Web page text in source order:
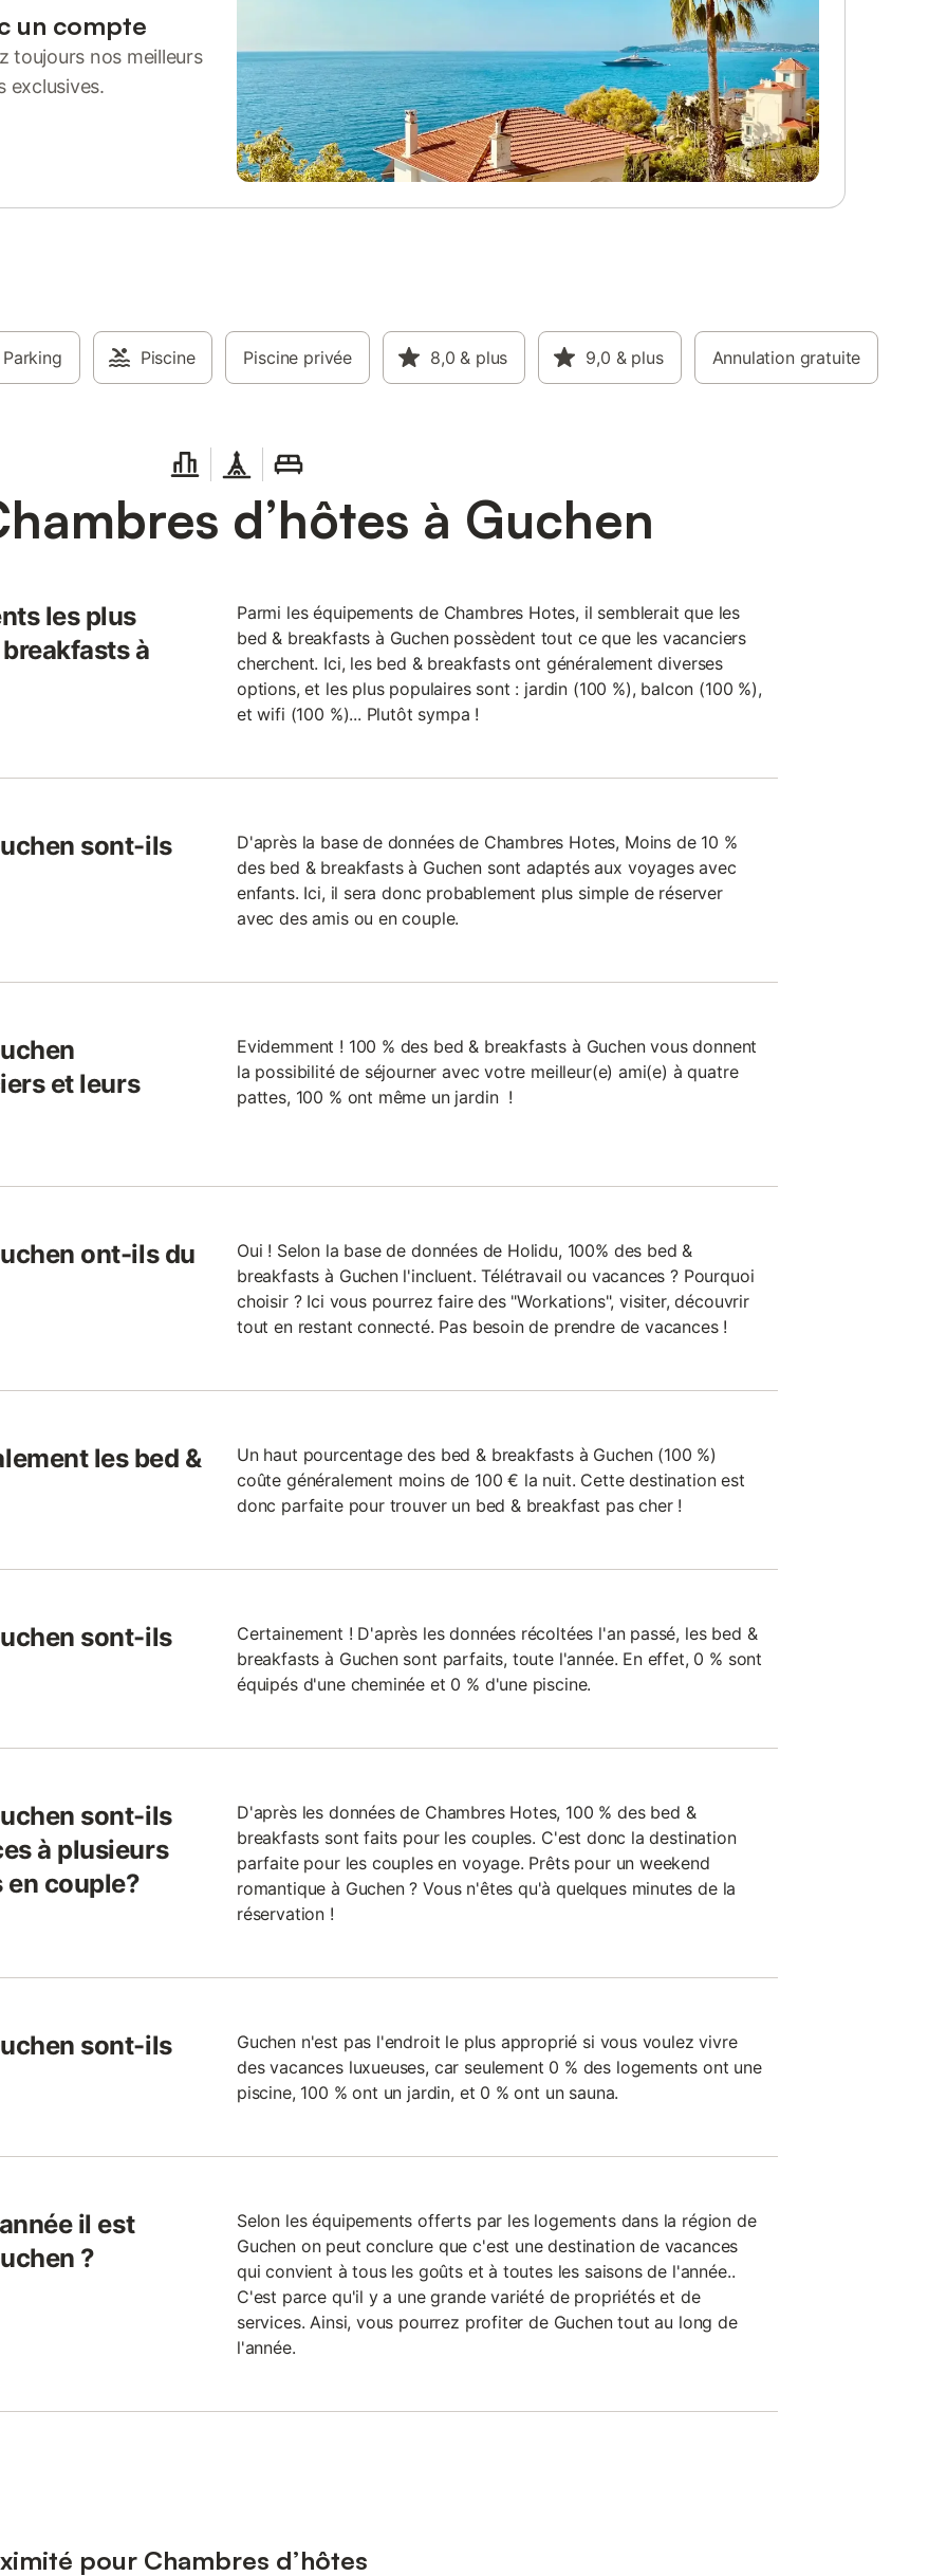
un compte
toujours nos meilleurs
exclusives.
Parking Piscine Piscine privée 8,0 & plus 9,0 & plus Annulation gratuite
d’hôtes à Guchen
les plus
à
Parmi les équipements de Chambres Hotes, il semblerait que les
bed & breakfasts à Guchen possèdent tout ce que les vacanciers
cherchent. Ici, les bed & breakfasts ont généralement diverses
options, et les plus populaires sont : jardin (100 %), balcon (100 %),
et wifi (100 %)... Plutôt sympa !
sont-ils
D'après la base de données de Chambres Hotes, Moins de 10 %
des bed & breakfasts à Guchen sont adaptés aux voyages avec
enfants. Ici, il sera donc probablement plus simple de réserver
avec des amis ou en couple.
et leurs
Evidemment ! 100 % des bed & breakfasts à Guchen vous donnent
la possibilité de séjourner avec votre meilleur(e) ami(e) à quatre
pattes, 100 % ont même un jardin !
ont-ils du
Oui ! Selon la base de données de Holidu, 100% des bed &
breakfasts à Guchen l'incluent. Télétravail ou vacances ? Pourquoi
choisir ? Ici vous pourrez faire des "Workations", visiter, découvrir
tout en restant connecté. Pas besoin de prendre de vacances !
les bed &
Un haut pourcentage des bed & breakfasts à Guchen (100 %)
coûte généralement moins de 100 € la nuit. Cette destination est
donc parfaite pour trouver un bed & breakfast pas cher !
sont-ils
Certainement ! D'après les données récoltées l'an passé, les bed &
breakfasts à Guchen sont parfaits, toute l'année. En effet, 0 % sont
équipés d'une cheminée et 0 % d'une piscine.
sont-ils
à plusieurs
en couple?
D'après les données de Chambres Hotes, 100 % des bed &
breakfasts sont faits pour les couples. C'est donc la destination
parfaite pour les couples en voyage. Prêts pour un weekend
romantique à Guchen ? Vous n'êtes qu'à quelques minutes de la
réservation !
sont-ils
Guchen n'est pas l'endroit le plus approprié si vous voulez vivre
des vacances luxueuses, car seulement 0 % des logements ont une
piscine, 100 % ont un jardin, et 0 % ont un sauna.
il est
?
Selon les équipements offerts par les logements dans la région de
Guchen on peut conclure que c'est une destination de vacances
qui convient à tous les goûts et à toutes les saisons de l'année..
C'est parce qu'il y a une grande variété de propriétés et de
services. Ainsi, vous pourrez profiter de Guchen tout au long de
l'année.
pour Chambres d’hôtes